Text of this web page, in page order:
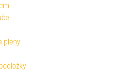
pleny